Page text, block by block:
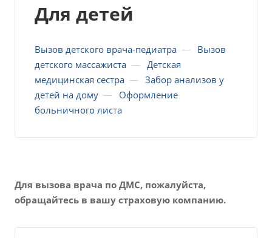
Для детей
Вызов детского врача-педиатра —
Вызов
детского массажиста — Детская
медицинская сестра — Забор анализов у
детей на дому —
Оформление
больничного листа
Для вызова врача по ДМС, пожалуйста,
обращайтесь в вашу страховую компанию.